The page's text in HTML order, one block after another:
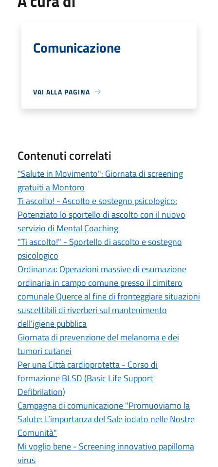
Comunicazione
VAI ALLA PAGINA
Contenuti correlati
"Salute in Movimento": Giornata di screening
gratuiti a Montoro
Ti ascolto! - Ascolto e sostegno psicologico:
Potenziato lo sportello di ascolto con il nuovo
servizio di Mental Coaching
"Ti ascolto!" - Sportello di ascolto e sostegno
psicologico
Ordinanza: Operazioni massive di esumazione
ordinaria in campo comune presso il cimitero
comunale Querce al fine di fronteggiare situazioni
suscettibili di riverberi sul mantenimento
dell’igiene pubblica
Giornata di prevenzione del melanoma e dei
tumori cutanei
Per una Città cardioprotetta - Corso di
formazione BLSD (Basic Life Support
Defibrilation)
Campagna di comunicazione "Promuoviamo la
Salute: L’importanza del Sale iodato nelle Nostre
Comunità"
Mi voglio bene - Screening innovativo papilloma
virus